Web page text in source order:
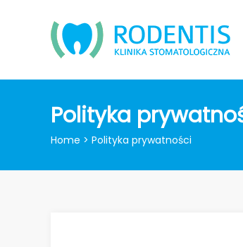
Polityka
Home > Polityka prywatności